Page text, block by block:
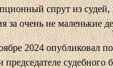
спрут из
за очень не маленькие
2024 опубликовал
председателе судебного